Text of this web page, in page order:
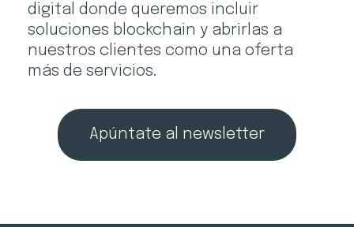
digital donde queremos incluir
soluciones blockchain y abrirlas a
nuestros clientes como una oferta
más de servicios.
Apúntate al newsletter